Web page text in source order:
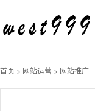
首页 > 网站运营 > 网站推广